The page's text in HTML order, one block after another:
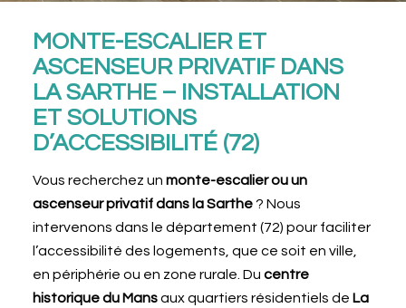
MONTE-ESCALIER ET
ASCENSEUR PRIVATIF DANS
LA SARTHE – INSTALLATION
ET SOLUTIONS
D’ACCESSIBILITÉ (72)
Vous recherchez un monte-escalier ou un
ascenseur privatif dans la Sarthe? Nous
intervenons dans le département (72) pour faciliter
l’accessibilité des logements, que ce soit en ville,
en périphérie ou en zone rurale. Du centre
historique du Mansaux quartiers résidentiels de La